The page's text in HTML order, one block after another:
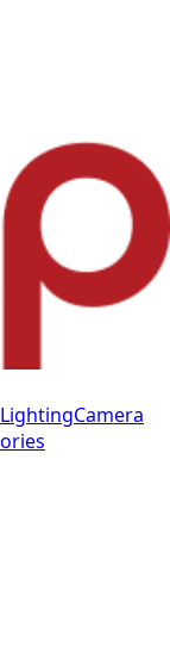
LightingCamera